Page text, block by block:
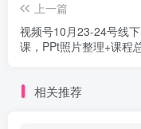
上一篇
视频号10月23-24号线下
课，PPt照片整理+课程
相关推荐